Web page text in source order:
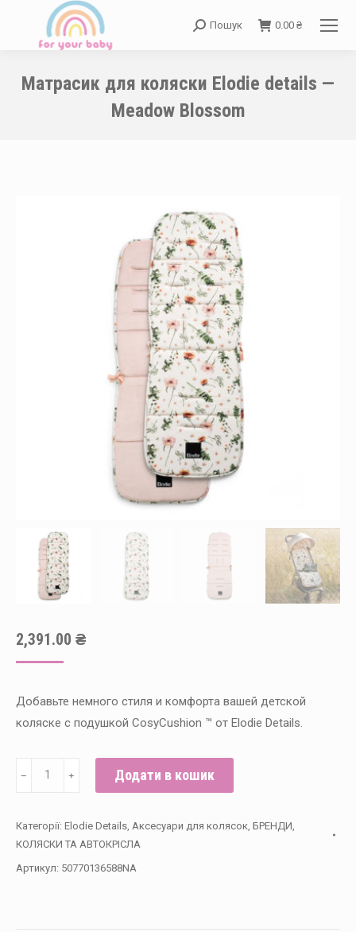
Search:
Пошук 0.00 ₴
Матрасик для коляски Elodie details —
Meadow Blossom
2,391.00 ₴
Добавьте немного стиля и комфорта вашей детской
коляске с подушкой CosyCushion ™ от Elodie Details.
Матрасик
Elodie
-
﹣ ﹢ Додати в кошик
Категорії: Elodie Details Аксесуари для колясок БРЕНДИ
КОЛЯСКИ ТА АВТОКРІСЛА
Артикул: 50770136588NA